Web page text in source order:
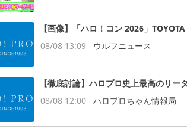
【画像】「ハロ！コン 2026」
08/08 13:09
ウルフニュース
【徹底討論】ハロプロ史上最高のリー
08/08 12:00
ハロプロちゃん情報局